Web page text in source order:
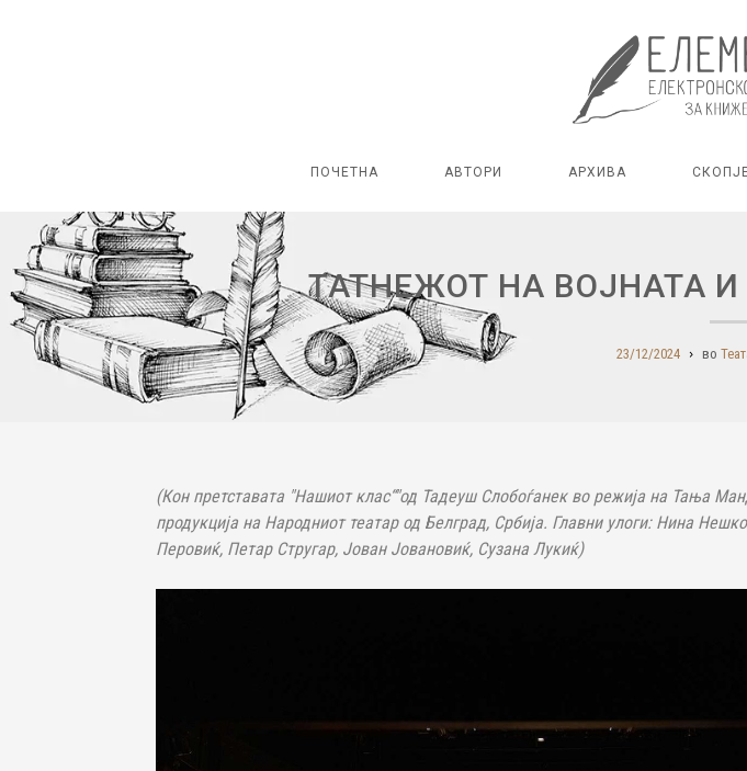
ПОЧЕТНА АВТОРИ АРХИВА
ТАТНЕЖОТ НА ВОЈНАТА
23/12/2024 во
(Кон претставата "Нашиот клас“"од Тадеуш Слобоѓанек во режија на Тања
продукција на Народниот театар од Белград, Србија. Главни улоги: Нина
Перовиќ, Петар Стругар, Јован Јовановиќ, Сузана Лукиќ)